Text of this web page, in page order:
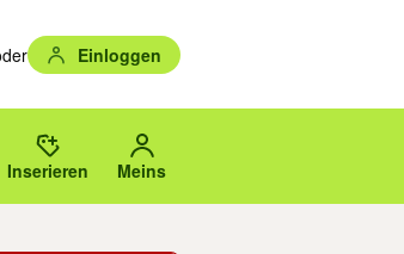
Einloggen
Eingabetaste auswählen.
Vorschläge mit den Pfeiltasten nach oben/
oder PLZ.
Inserieren Meins